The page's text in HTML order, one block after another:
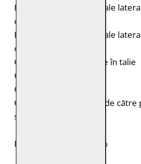
Două buzunare orizontale
capsă pe piept
Două buzunare orizontale
capsă ascunsă
Curele laterale reglabile în talie
Capse la mâneci
Croială: Regular Fit
Curățare: Spălare doar de către
specializat
PIELE NATURALĂ: 100%